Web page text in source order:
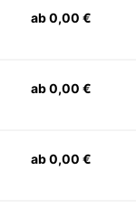
ab 0,00 €
ab 0,00 €
ab 0,00 €